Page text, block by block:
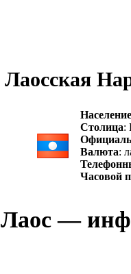
Лаосская
Население
Столица:
Валюта:
Часовой
Лаос —